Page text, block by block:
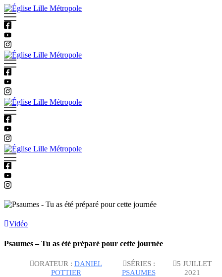
Vidéo
Psaumes – Tu as été préparé pour cette journée
ORATEUR : DANIEL
POTTIER
SÉRIES :
PSAUMES
5 JUILLET
2021